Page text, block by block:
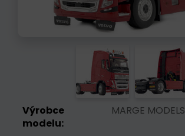
Výrobce
modelu:
MARGE MODELS